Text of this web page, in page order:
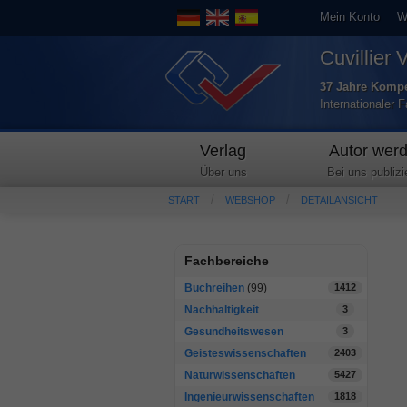
Mein Konto
Cuvillier
37 Jahre
Internationaler
Verlag
Über uns
Autor
Bei uns
START WEBSHOP DETAILANSICHT
Fachbereiche
Buchreihen (99) 1412
Nachhaltigkeit 3
Gesundheitswesen 3
Geisteswissenschaften 2403
Naturwissenschaften 5427
Ingenieurwissenschaften 1818